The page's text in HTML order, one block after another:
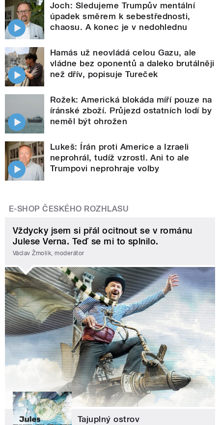
Joch: Sledujeme Trumpův mentální
úpadek směrem k sebestřednosti,
chaosu. A konec je v nedohlednu
Hamás už neovládá celou Gazu, ale
vládne bez oponentů a daleko brutálněji
než dřív, popisuje Tureček
Rožek: Americká blokáda míří pouze na
íránské zboží. Průjezd ostatních lodí by
neměl být ohrožen
Lukeš: Írán proti Americe a Izraeli
neprohrál, tudíž vzrostl. Ani to ale
Trumpovi neprohraje volby
E-SHOP ČESKÉHO ROZHLASU
Vždycky jsem si přál ocitnout se v románu
Julese Verna. Teď se mi to splnilo.
Václav Žmolík, moderátor
Tajuplný ostrov